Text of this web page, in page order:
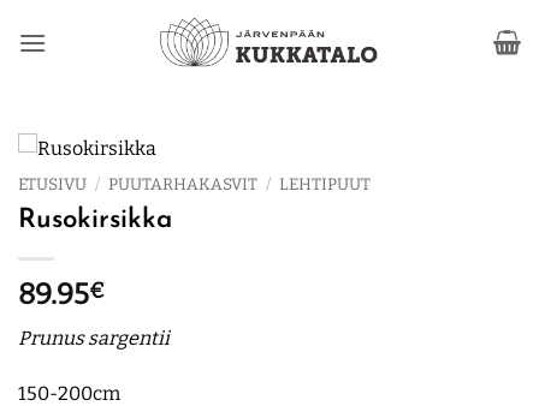
ETUSIVU / PUUTARHAKASVIT / LEHTIPUUT
Rusokirsikka
89.95€
Prunus sargentii
150-200cm